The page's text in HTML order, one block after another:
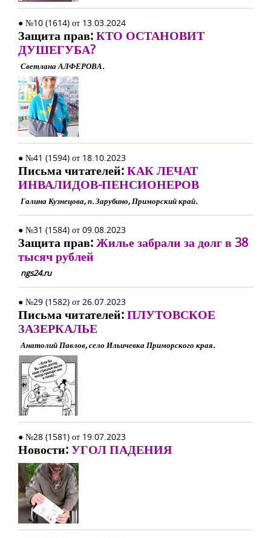
● №10 (1614) от 13.03.2024
Защита прав:КТО ОСТАНОВИТ
ДУШЕГУБА?
Светлана АЛФЕРОВА.
● №41 (1594) от 18.10.2023
Письма читателей:КАК ЛЕЧАТ
ИНВАЛИДОВ-ПЕНСИОНЕРОВ
Галина Кузнецова, п. Зарубино, Приморский край.
● №31 (1584) от 09.08.2023
Защита прав:Жилье забрали за долг в 38
тысяч рублей
ngs24.ru
● №29 (1582) от 26.07.2023
Письма читателей:ПЛУТОВСКОЕ
ЗАЗЕРКАЛЬЕ
Анатолий Павлов, село Ильичевка Приморского края.
● №28 (1581) от 19.07.2023
Новости:УГОЛ ПАДЕНИЯ